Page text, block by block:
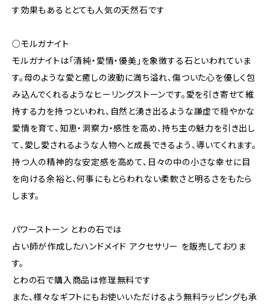
す効果もあるととても人気の天然石です
○モルガナイト
モルガナイトは「清純・愛情・優美」を象徴する石といわれていま
す。母のような愛と癒しの波動に満ち溢れ、傷ついた心を優しく包
み込んでくれるようなヒーリングストーンです。愛を引き寄せて維
持する力を持つといわれ、自然と湧き出るような謙虚で穏やかな
愛情を育て、知恵・洞察力・感性を高め、持ち主の魅力を引き出し
て、愛し愛されるような人物へと成長できるよう、導いてくれます。
持つ人の精神的な安定感を高めて、日々の中の小さな幸せに目
を向ける余裕と、何事にもとらわれない柔軟さと明るさをもたら
します。
パワーストーン とわの石では
占い師が作成したハンドメイド アクセサリー を販売しておりま
す。
とわの石で購入商品は修理無料です
また、様々なギフトにもお使いいただけるよう無料ラッピングも承